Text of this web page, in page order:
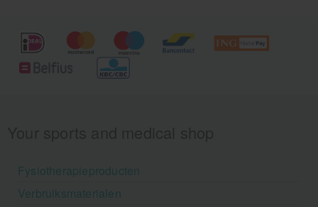
Fysiotherapieproducten
Verbruiksmaterialen